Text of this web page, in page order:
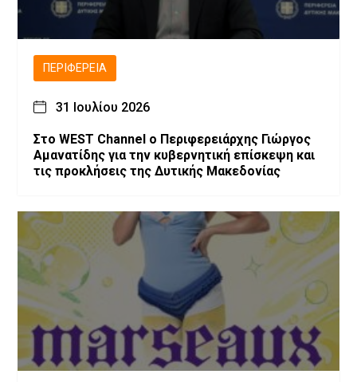
ΠΕΡΙΦΈΡΕΙΑ
31 Ιουλίου 2026
Στο WEST Channel ο Περιφερειάρχης Γιώργος
Αμανατίδης για την κυβερνητική επίσκεψη και
τις προκλήσεις της Δυτικής Μακεδονίας